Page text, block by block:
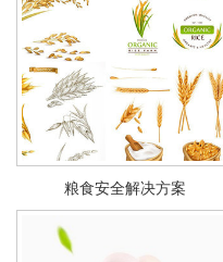
粮食安全解决方案